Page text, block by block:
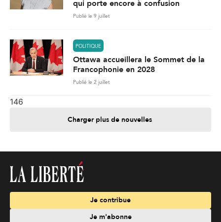
qui porte encore à confusion
Publié le 9 juillet
POLITIQUE
Ottawa accueillera le Sommet de la
Francophonie en 2028
Publié le 2 juillet
146
Charger plus de nouvelles
Je contribue
Je m'abonne